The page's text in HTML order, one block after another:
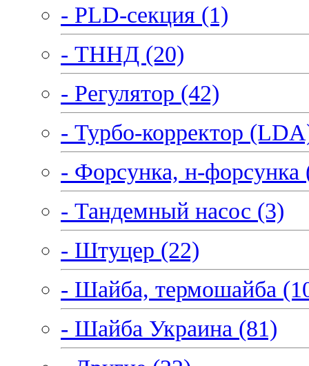
- PLD-секция (1)
- ТННД (20)
- Регулятор (42)
- Турбо-корректор
- Форсунка, н-форсунка
- Тандемный насос (3)
- Штуцер (22)
- Шайба, термошайба
- Шайба Украина (81)